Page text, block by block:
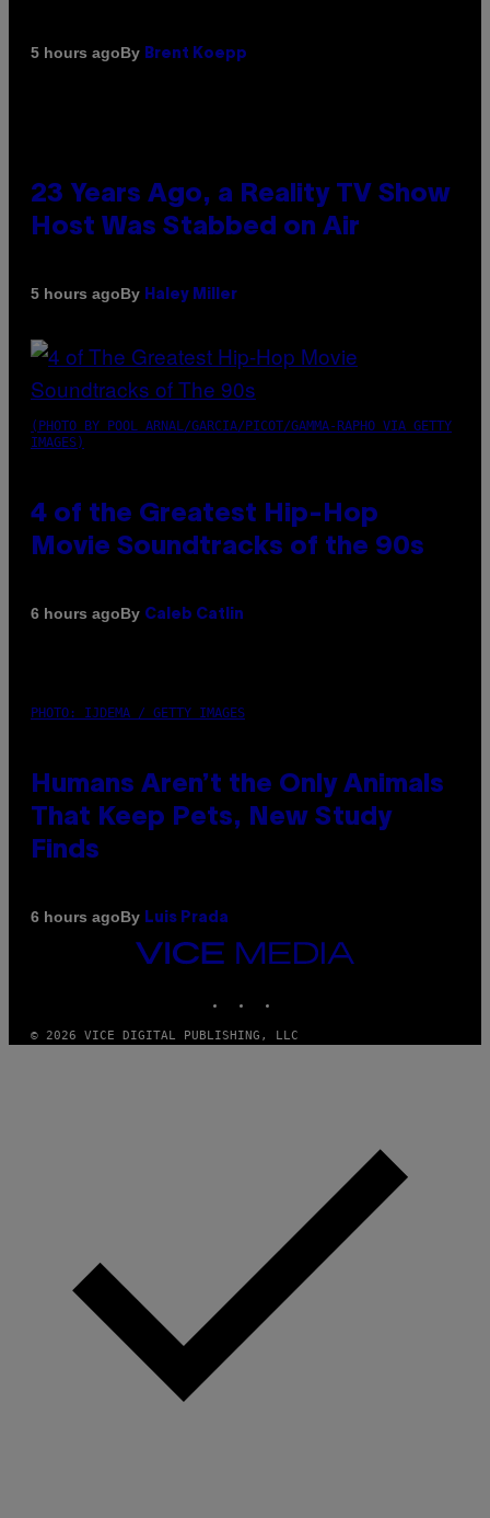
5 hours agoBy Brent Koepp
23 Years Ago, a Reality TV Show
Host Was Stabbed on Air
5 hours agoBy Haley Miller
(PHOTO BY POOL ARNAL/GARCIA/PICOT/GAMMA-RAPHO VIA GETTY
IMAGES)
4 of the Greatest Hip-Hop
Movie Soundtracks of the 90s
6 hours agoBy Caleb Catlin
PHOTO: IJDEMA / GETTY IMAGES
Humans Aren’t the Only Animals
That Keep Pets, New Study
Finds
6 hours agoBy Luis Prada
VICE
MEDIA
© 2026 VICE DIGITAL PUBLISHING, LLC